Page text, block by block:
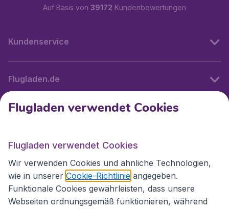
Auf Basis von 39172 Kundenbewertungen
Kundenservice
Flugladen.de
Internationale Webseiten
Folgen Sie uns:
Flugladen verwendet Cookies
Flugladen verwendet Cookies
Wir verwenden Cookies und ähnliche Technologien,
wie in unserer Cookie-Richtlinie angegeben.
Funktionale Cookies gewährleisten, dass unsere
Webseiten ordnungsgemäß funktionieren, während